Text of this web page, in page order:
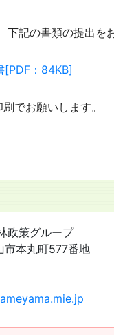
記の書類の提出を
：84KB]
でお願いします。
策グループ
市本丸町577番地